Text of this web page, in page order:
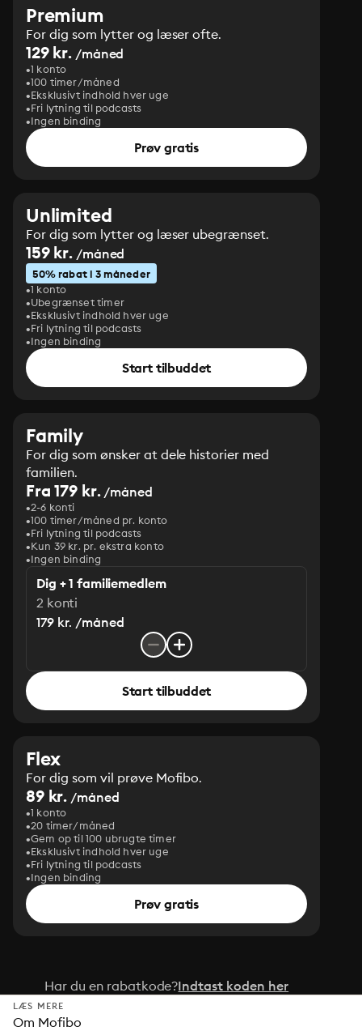
di Sinbad il marinaio. La famiglia Morrel passa dal
dolore alla gioia, mentre, in disparte, Sindbad il
marinaio, alias Edmond Dantès, assiste alla scena per
poi salpare col suo yacht. Chi doveva essere
ricompensato lo è stato, adesso è il momento di
preparare la vendetta.
Premium
For dig som lytter og læser ofte.
129 kr. /måned
1 konto
100 timer/måned
Eksklusivt indhold hver uge
Fri lytning til podcasts
Ingen binding
Prøv gratis
Unlimited
For dig som lytter og læser ubegrænset.
159 kr. /måned
50% rabat i 3 måneder
1 konto
Ubegrænset timer
Eksklusivt indhold hver uge
Fri lytning til podcasts
Ingen binding
Start tilbuddet
Family
For dig som ønsker at dele historier med
familien.
Fra 179 kr./måned
2-6 konti
100 timer/måned pr. konto
Fri lytning til podcasts
Kun 39 kr. pr. ekstra konto
Ingen binding
Dig + 1 familiemedlem
2 konti
179 kr. /måned
Start tilbuddet
Flex
For dig som vil prøve Mofibo.
89 kr. /måned
1 konto
20 timer/måned
Gem op til 100 ubrugte timer
Eksklusivt indhold hver uge
Fri lytning til podcasts
Ingen binding
Prøv gratis
Har du en rabatkode?Indtast koden her
LÆS MERE
Om Mofibo